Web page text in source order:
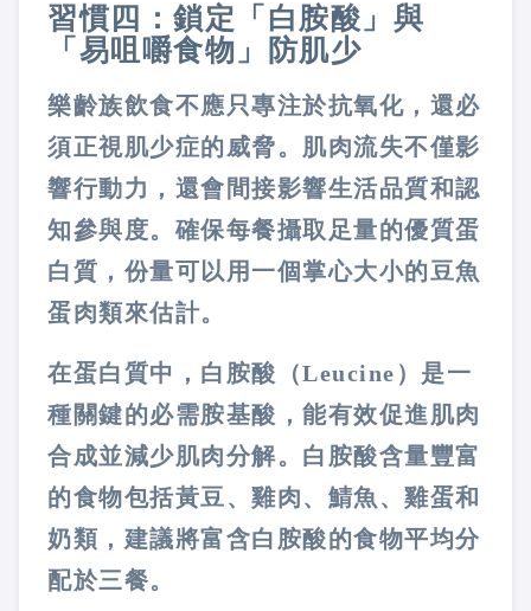
習慣四：鎖定「白胺酸」與
「易咀嚼食物」防肌少
樂齡族飲食不應只專注於抗氧化，還必
須正視肌少症的威脅。肌肉流失不僅影
響行動力，還會間接影響生活品質和認
知參與度。確保每餐攝取足量的優質蛋
白質，份量可以用一個掌心大小的豆魚
蛋肉類來估計。
在蛋白質中，白胺酸（Leucine）是一
種關鍵的必需胺基酸，能有效促進肌肉
合成並減少肌肉分解。白胺酸含量豐富
的食物包括黃豆、雞肉、鯖魚、雞蛋和
奶類，建議將富含白胺酸的食物平均分
配於三餐。